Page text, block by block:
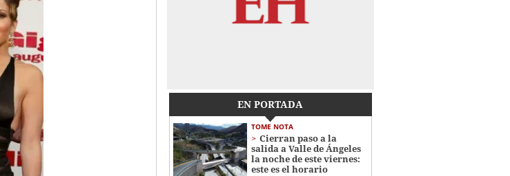
EN PORTADA
TOME NOTA
Cierran paso a la
salida a Valle de Ángeles
la noche de este viernes:
este es el horario